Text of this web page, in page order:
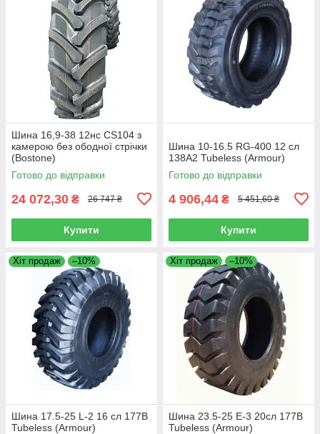
Шина 16,9-38 12нс CS104 з
камерою без ободної стрічки
(Bostone)
Готово до відправки
24 072,30 ₴ 26 747 ₴
Купити
Шина 10-16.5 RG-400 12 сл
138A2 Tubeless (Armour)
Готово до відправки
4 906,44 ₴ 5 451,60 ₴
Купити
Хіт продаж –10%
Шина 17.5-25 L-2 16 сл 177B
Tubeless (Armour)
Хіт продаж –10%
Шина 23.5-25 E-3 20сл 177B
Tubeless (Armour)